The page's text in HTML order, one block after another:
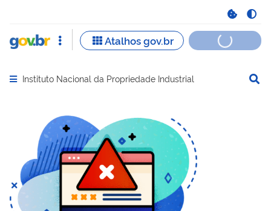
Abrir menu principal de navegação
Instituto Nacional da Propriedade Industrial